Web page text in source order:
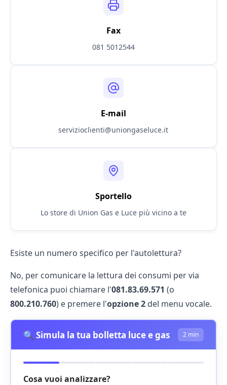
Fax
081 5012544
E-mail
servizioclienti@uniongaseluce.it
Sportello
Lo store di Union Gas e Luce più vicino a te
Esiste un numero specifico per l'autolettura?
No, per comunicare la lettura dei consumi per via
telefonica puoi chiamare l'081.83.69.571 (o
800.210.760) e premere l'opzione 2 del menu vocale.
🔍 Simula la tua bolletta luce e gas 2 min
Cosa vuoi analizzare?